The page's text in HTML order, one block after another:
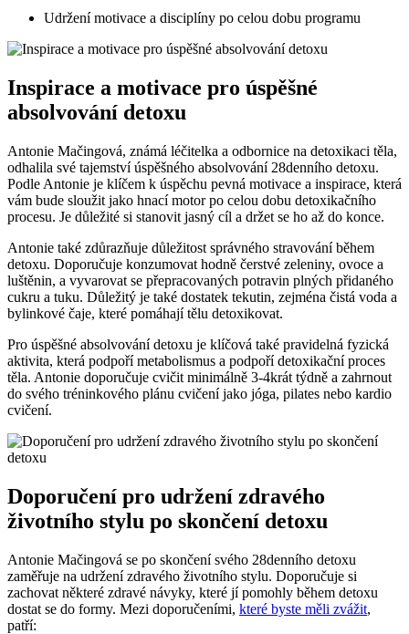
Udržení‌ motivace a disciplíny po‌ celou‍ dobu programu
Inspirace ⁢a⁢ motivace pro úspěšné
absolvování‍ detoxu
Antonie Mačingová, známá léčitelka a ‌odbornice na detoxikaci⁢ těla,
odhalila své tajemství úspěšného absolvování 28denního detoxu.
⁢Podle Antonie je klíčem k úspěchu pevná motivace‌ a ​inspirace, která
vám ​bude sloužit jako​ hnací motor po celou dobu detoxikačního
procesu. Je důležité si stanovit jasný cíl a držet se ho⁢ až do konce.
Antonie také ⁢zdůrazňuje důležitost správného stravování během
detoxu. Doporučuje konzumovat hodně čerstvé zeleniny, ovoce a
luštěnin, a vyvarovat se přepracovaných potravin plných ⁣přidaného‍
cukru ⁢a tuku. Důležitý je také‌ dostatek tekutin, zejména čistá voda a
bylinkové čaje, které⁤ pomáhají tělu detoxikovat.
Pro úspěšné absolvování detoxu je klíčová ⁤také pravidelná fyzická
aktivita, ⁤která podpoří​ metabolismus a podpoří ‍detoxikační proces
těla. Antonie doporučuje‌ cvičit ⁤minimálně 3-4krát týdně a zahrnout
do svého tréninkového plánu cvičení jako jóga, pilates ‍nebo kardio
cvičení.
Doporučení pro udržení zdravého
životního stylu po skončení detoxu
Antonie ​Mačingová se ⁣po skončení svého 28denního detoxu
zaměřuje na udržení zdravého životního stylu. Doporučuje si ​
zachovat některé zdravé návyky, které jí pomohly během detoxu
‍dostat⁣ se do formy. Mezi doporučeními, které byste měli zvážit,
‍patří: